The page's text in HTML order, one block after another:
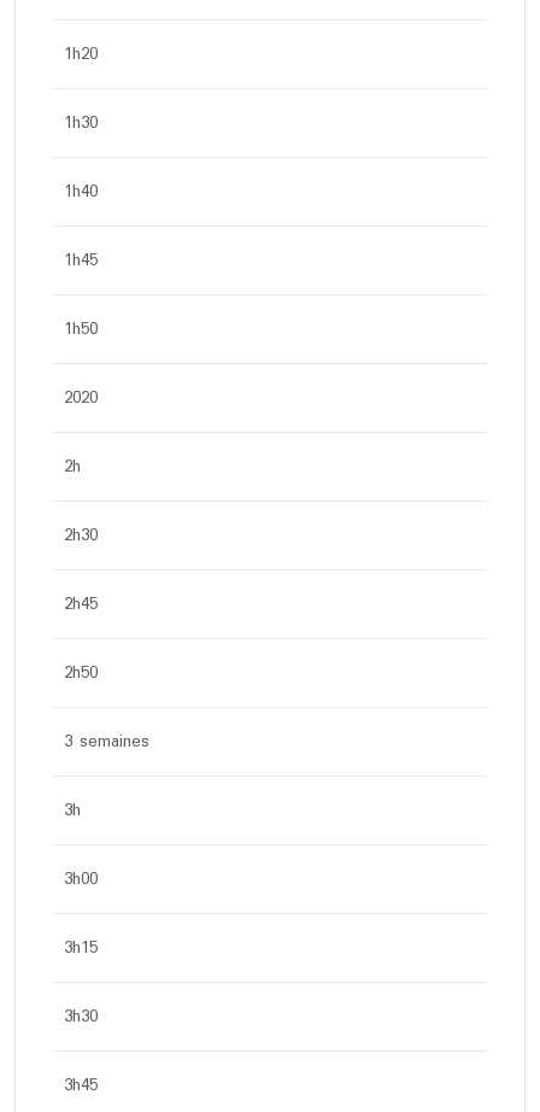
1h20
1h30
1h40
1h45
1h50
2020
2h
2h30
2h45
2h50
3 semaines
3h
3h00
3h15
3h30
3h45